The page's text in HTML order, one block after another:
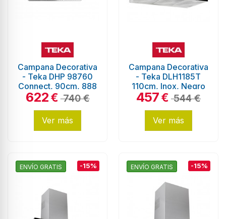
Campana Decorativa
- Teka DHP 98760
Connect, 90cm, 888
m3/h, 55 dB,
HobToHood y...
622€ 740 €
Ver más
Campana Decorativa
- Teka DLH1185T
110cm, Inox, Negro
457€ 544 €
Ver más
ENVÍO GRATIS -15% ENVÍO GRATIS -15%